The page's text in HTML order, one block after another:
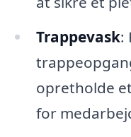
Trappevask:
opretholde
for